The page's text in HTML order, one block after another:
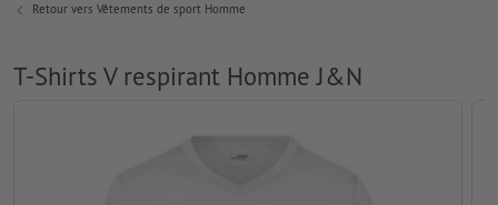
Retour vers Vêtements de sport Homme
T-Shirts V respirant Homme J&N